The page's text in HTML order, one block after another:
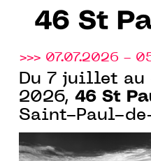
46 St
>>> 07.07.2026 -
Du 7 juillet au
2026, 46 St
Saint-Paul-de-
"Perspectives
avec sept